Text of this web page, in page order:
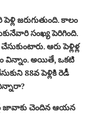
జరుగుతుంది. కాలం
సంఖ్య పెరిగింది.
ఆరు పెళ్లిళ్ల
విన్నాం. అయితే, ఒకటి
88వ పెళ్లికి రెడీ
జావాకు చెందిన ఆయన